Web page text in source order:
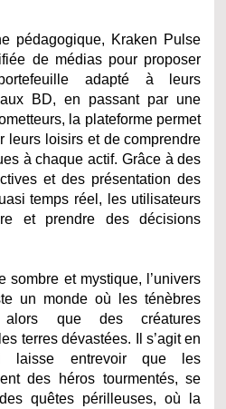
pédagogique, Kraken Pulse
de médias pour proposer
adapté à leurs
BD, en passant par une
la plateforme permet
leurs loisirs et de comprendre
à chaque actif. Grâce à des
et des présentation des
temps réel, les utilisateurs
et prendre des décisions
sombre et mystique, l’univers
un monde où les ténèbres
que des créatures
terres dévastées. Il s’agit en
laisse entrevoir que les
des héros tourmentés, se
quêtes périlleuses, où la